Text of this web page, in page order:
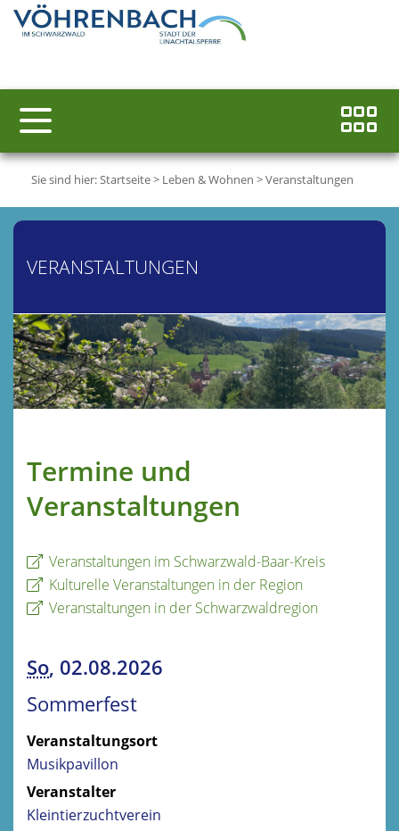
Sie sind hier:Startseite> Leben & Wohnen >Veranstaltungen
VERANSTALTUNGEN
Termine und
Veranstaltungen
Veranstaltungen im Schwarzwald-Baar-Kreis
Kulturelle Veranstaltungen in der Region
Veranstaltungen in der Schwarzwaldregion
So, 02.08.2026
Sommerfest
Veranstaltungsort
Musikpavillon
Veranstalter
Kleintierzuchtverein